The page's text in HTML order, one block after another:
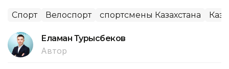
Спорт Велоспорт спортсмены Казахстана
Еламан Турысбеков
Автор